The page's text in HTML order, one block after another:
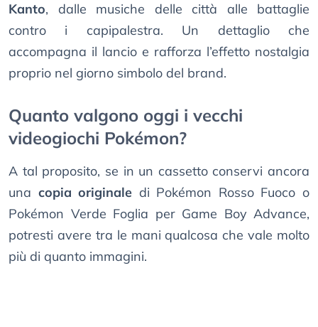
Kanto, dalle musiche delle città alle battaglie
contro i capipalestra. Un dettaglio che
accompagna il lancio e rafforza l’effetto nostalgia
proprio nel giorno simbolo del brand.
Quanto valgono oggi i vecchi
videogiochi Pokémon?
A tal proposito, se in un cassetto conservi ancora
una copia originale di Pokémon Rosso Fuoco o
Pokémon Verde Foglia per Game Boy Advance,
potresti avere tra le mani qualcosa che vale molto
più di quanto immagini.